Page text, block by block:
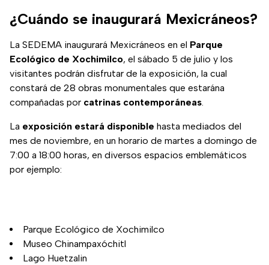
¿Cuándo se inaugurará Mexicráneos?
La SEDEMA inaugurará Mexicráneos en el Parque
Ecológico de Xochimilco, el sábado 5 de julio y los
visitantes podrán disfrutar de la exposición, la cual
constará de 28 obras monumentales que estarána
compañadas por catrinas contemporáneas.
La exposición estará disponible hasta mediados del
mes de noviembre, en un horario de martes a domingo de
7:00 a 18:00 horas, en diversos espacios emblemáticos
por ejemplo:
Parque Ecológico de Xochimilco
Museo Chinampaxóchitl
Lago Huetzalin